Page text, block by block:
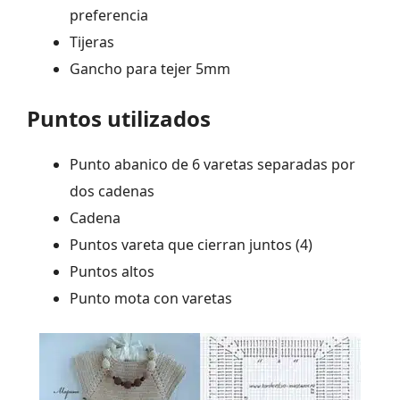
preferencia
Tijeras
Gancho para tejer 5mm
Puntos utilizados
Punto abanico de 6 varetas separadas por
dos cadenas
Cadena
Puntos vareta que cierran juntos (4)
Puntos altos
Punto mota con varetas